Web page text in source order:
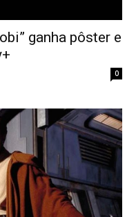
ganha pôster e
0